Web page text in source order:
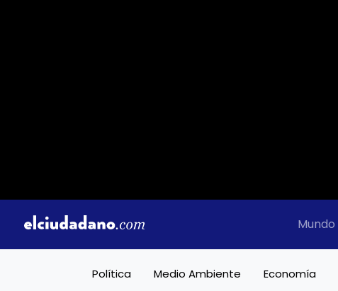
Mundo
Política Medio Ambiente Economía